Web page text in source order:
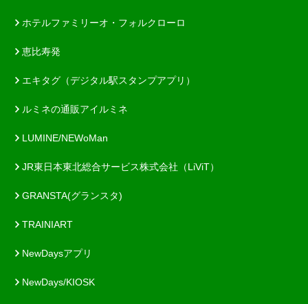
ホテルファミリーオ・フォルクローロ
恵比寿発
エキタグ（デジタル駅スタンプアプリ）
ルミネの通販アイルミネ
LUMINE/NEWoMan
JR東日本東北総合サービス株式会社（LiViT）
GRANSTA(グランスタ)
TRAINIART
NewDaysアプリ
NewDays/KIOSK